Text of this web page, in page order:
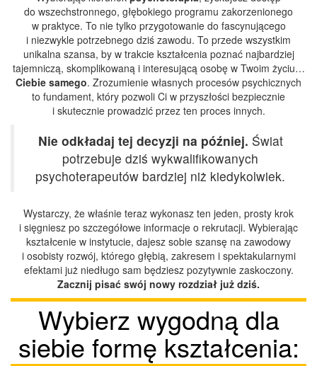
do wszechstronnego, głębokiego programu zakorzenionego
w praktyce. To nie tylko przygotowanie do fascynującego
i niezwykle potrzebnego dziś zawodu. To przede wszystkim
unikalna szansa, by w trakcie kształcenia poznać najbardziej
tajemniczą, skomplikowaną i interesującą osobę w Twoim życiu…
Ciebie samego. Zrozumienie własnych procesów psychicznych
to fundament, który pozwoli Ci w przyszłości bezpiecznie
i skutecznie prowadzić przez ten proces innych.
Nie odkładaj tej decyzji na później. Świat
potrzebuje dziś wykwalifikowanych
psychoterapeutów bardziej niż kiedykolwiek.
Wystarczy, że właśnie teraz wykonasz ten jeden, prosty krok
i sięgniesz po szczegółowe informacje o rekrutacji. Wybierając
kształcenie w instytucie, dajesz sobie szansę na zawodowy
i osobisty rozwój, którego głębią, zakresem i spektakularnymi
efektami już niedługo sam będziesz pozytywnie zaskoczony.
Zacznij pisać swój nowy rozdział już dziś.
Wybierz wygodną dla
siebie formę kształcenia: